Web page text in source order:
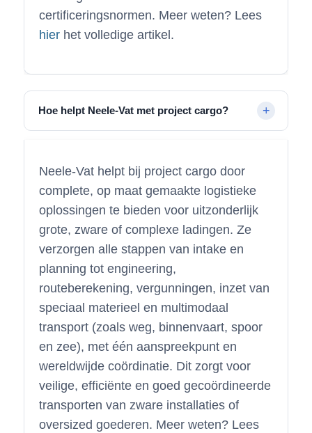
certificeringsnormen. Meer weten? Lees
hier het volledige artikel.
Hoe helpt Neele-Vat met project cargo?
Neele-Vat helpt bij project cargo door
complete, op maat gemaakte logistieke
oplossingen te bieden voor uitzonderlijk
grote, zware of complexe ladingen. Ze
verzorgen alle stappen van intake en
planning tot engineering,
routeberekening, vergunningen, inzet van
speciaal materieel en multimodaal
transport (zoals weg, binnenvaart, spoor
en zee), met één aanspreekpunt en
wereldwijde coördinatie. Dit zorgt voor
veilige, efficiënte en goed gecoördineerde
transporten van zware installaties of
oversized goederen. Meer weten? Lees